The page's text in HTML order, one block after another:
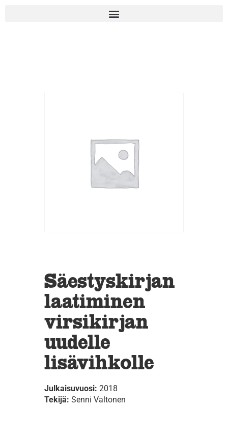
Säestyskirjan
laatiminen
virsikirjan
uudelle
lisävihkolle
Julkaisuvuosi:2018
Tekijä:Senni Valtonen